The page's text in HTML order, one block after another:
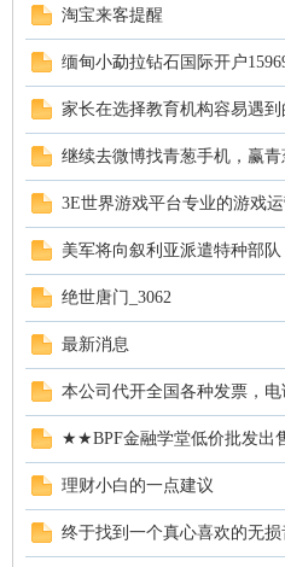
合
社
淘宝来客提醒
缅甸小勐拉钻石国际开户
家长在选择教育机构容易遇
继续去微博找青葱手机，赢青
3E世界游戏平台专业的游戏
美军将向叙利亚派遣特种部
绝世唐门_3062
最新消息
本公司代开全国各种发票，电
★★BPF金融学堂低价批发出
理财小白的一点建议
终于找到一个真心喜欢的无损